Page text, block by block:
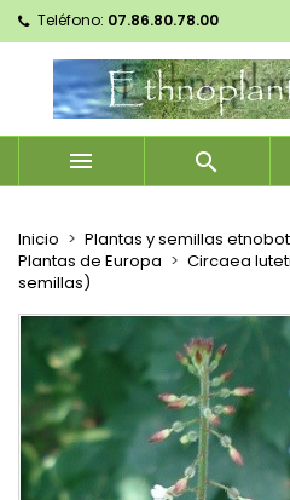
Teléfono: 07.86.80.78.00
 
Inicio
Plantas y semillas
Plantas de Europa
Circaea
semillas)
Mes listes
add_circle_outline Créer une nouvelle liste
Crear lista de
Nombre de la lista de
Cancelar
Iniciar sesión
Debe iniciar sesión para
lista de deseos.